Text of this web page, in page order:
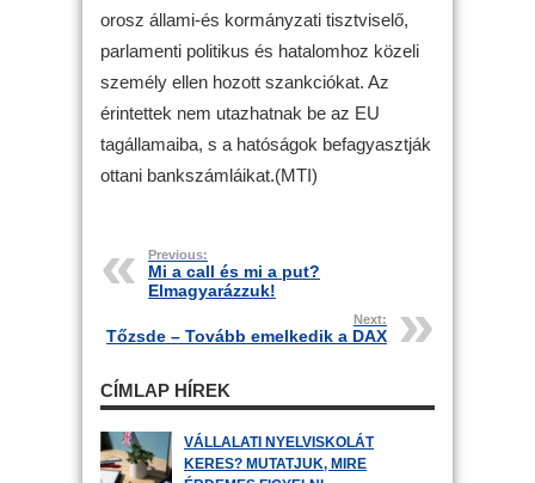
orosz állami-és kormányzati tisztviselő,
parlamenti politikus és hatalomhoz közeli
személy ellen hozott szankciókat. Az
érintettek nem utazhatnak be az EU
tagállamaiba, s a hatóságok befagyasztják
ottani bankszámláikat.(MTI)
Previous:
Mi a call és mi a put?
Elmagyarázzuk!
Next:
Tőzsde – Tovább emelkedik a DAX
CÍMLAP HÍREK
VÁLLALATI NYELVISKOLÁT
KERES? MUTATJUK, MIRE